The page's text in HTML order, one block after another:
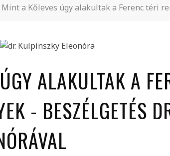
Mint a Kőleves úgy alakultak a Ferenc téri
ALAKULTAK A
- BESZÉLGETÉS